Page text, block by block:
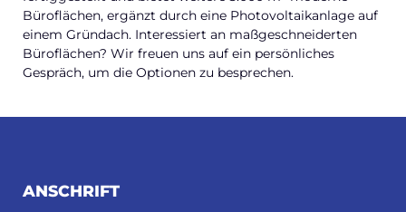
Büroflächen, ergänzt durch eine Photovoltaikanlage auf
einem Gründach. Interessiert an maßgeschneiderten
Büroflächen? Wir freuen uns auf ein persönliches
Gespräch, um die Optionen zu besprechen.
FUSSBEREICH
ANSCHRIFT